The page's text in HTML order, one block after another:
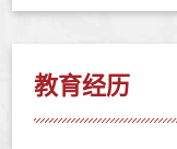
教育经历